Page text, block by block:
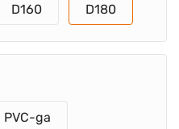
D160 D180
ga